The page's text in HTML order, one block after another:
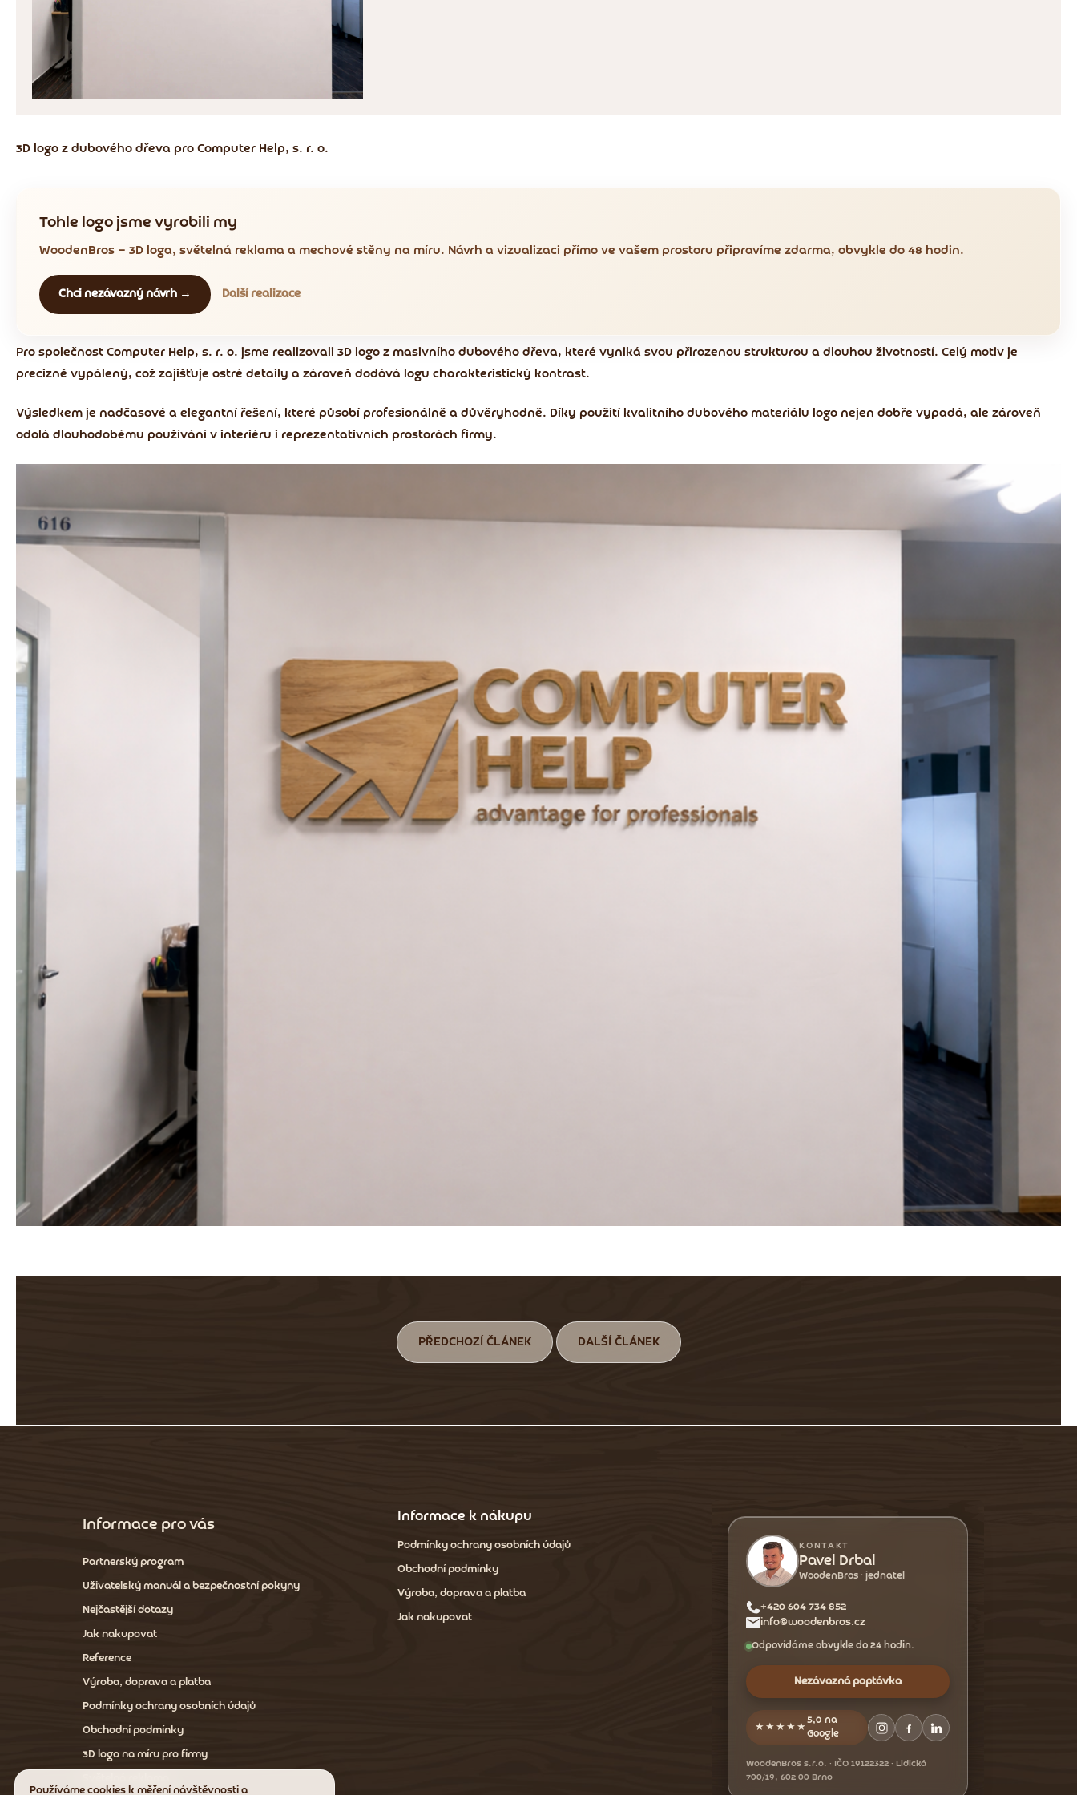
Používáme cookies k měření návštěvnosti a
3D logo z dubového dřeva pro Computer Help, s. r. o.
Tohle logo jsme vyrobili my
WoodenBros — 3D loga, světelná reklama a mechové stěny na míru. Návrh a vizualizaci přímo ve vašem prostoru připravíme zdarma, obvykle do 48 hodin.
Chci nezávazný návrh → Další realizace
Pro společnost Computer Help, s. r. o. jsme realizovali 3D logo z masivního dubového dřeva, které vyniká svou přirozenou strukturou a dlouhou životností. Celý motiv je
precizně vypálený, což zajišťuje ostré detaily a zároveň dodává logu charakteristický kontrast.
Výsledkem je nadčasové a elegantní řešení, které působí profesionálně a důvěryhodně. Díky použití kvalitního dubového materiálu logo nejen dobře vypadá, ale zároveň
odolá dlouhodobému používání v interiéru i reprezentativních prostorách firmy.
PŘEDCHOZÍ ČLÁNEK DALŠÍ ČLÁNEK
Informace pro vás
Partnerský program
Uživatelský manuál a bezpečnostní pokyny
Nejčastější dotazy
Jak nakupovat
Reference
Výroba, doprava a platba
Podmínky ochrany osobních údajů
Obchodní podmínky
3D logo na míru pro firmy
Informace k nákupu
Podmínky ochrany osobních údajů
Obchodní podmínky
Výroba, doprava a platba
Jak nakupovat
KONTAKT
Pavel Drbal
WoodenBros · jednatel
+420 604 734 852
info@woodenbros.cz
Odpovídáme obvykle do 24 hodin.
Nezávazná poptávka
★★★★★
5,0 na
Google
WoodenBros s.r.o. · IČO 19122322 · Lidická
700/19, 602 00 Brno